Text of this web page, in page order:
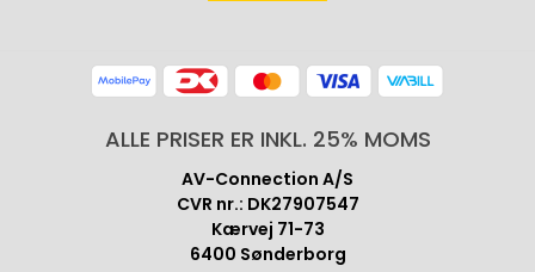
ALLE PRISER ER INKL. 25% MOMS
AV-Connection A/S
CVR nr.: DK27907547
Kærvej 71-73
6400 Sønderborg